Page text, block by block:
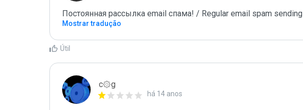
Постоянная рассылка email спама! / Regular email spam
Mostrar tradução
Útil
c۞g
há 14 anos